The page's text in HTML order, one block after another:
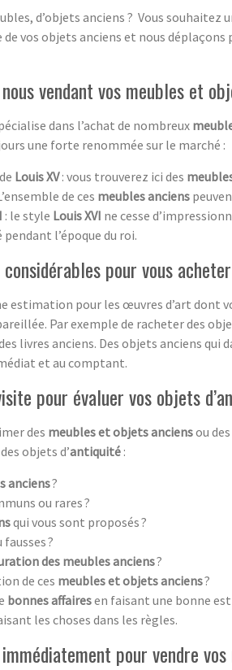
d’objets anciens ? Vous
vos objets anciens et nous
vendant vos meubles et
dans l’achat de nombreux
une forte renommée sur le marché :
Louis XV: vous trouverez ici des
de ces meubles anciens
: le style Louis XVI ne cesse
l’époque du roi.
pour vous
estimation pour les œuvres d’art dont
Par exemple de racheter des
livres anciens. Des objets anciens
et au comptant.
pour évaluer vos objets
des meubles et objets anciensou des
objets d’antiquité :
anciens?
ou rares ?
qui vous sont proposés ?
?
des meubles anciens?
de ces meubles et objets anciens?
bonnes affairesen faisant une bonne
les choses dans les règles.
pour vendre